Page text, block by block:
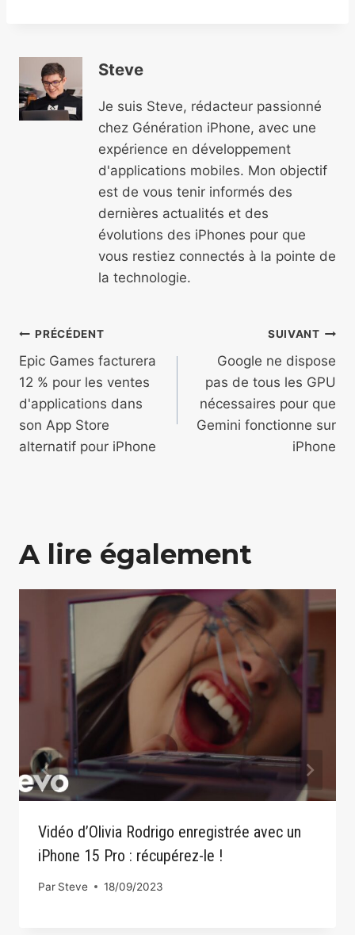
Steve
Je suis Steve, rédacteur passionné
chez Génération iPhone, avec une
expérience en développement
d'applications mobiles. Mon objectif
est de vous tenir informés des
dernières actualités et des
évolutions des iPhones pour que
vous restiez connectés à la pointe de
la technologie.
Navigation
de
l’article
PRÉCÉDENT
Epic Games facturera
12 % pour les ventes
d'applications dans
son App Store
alternatif pour iPhone
SUIVANT
Google ne dispose
pas de tous les GPU
nécessaires pour que
Gemini fonctionne sur
iPhone
A lire également
Vidéo d’Olivia Rodrigo enregistrée avec un
iPhone 15 Pro : récupérez-le !
Par Steve 18/09/2023